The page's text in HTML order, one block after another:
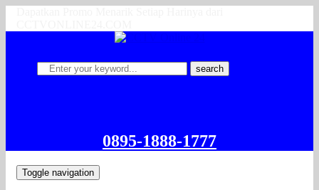
search
0895-1888-1777
Toggle navigation